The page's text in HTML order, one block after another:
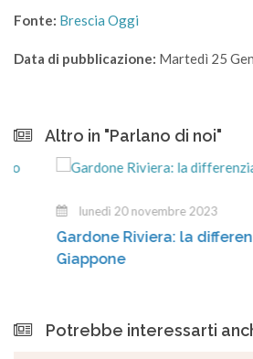
Fonte: Brescia Oggi
Data di pubblicazione: Martedì 25
Altro in "Parlano di noi"
lunedì 20 novembre 2023
Gardone Riviera: la
Giappone
Potrebbe interessarti